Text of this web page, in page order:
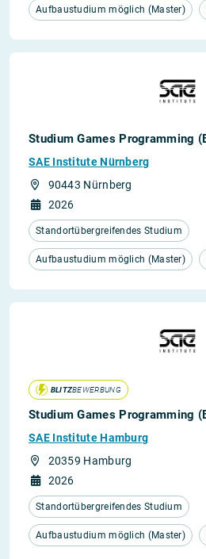
Aufbaustudium möglich (Master)
Studium Games Programming
SAE Institute Nürnberg
90443 Nürnberg
2026
Standortübergreifendes Studium
Aufbaustudium möglich (Master)
BLITZBEWERBUNG
Studium Games Programming
SAE Institute Hamburg
20359 Hamburg
2026
Standortübergreifendes Studium
Aufbaustudium möglich (Master)